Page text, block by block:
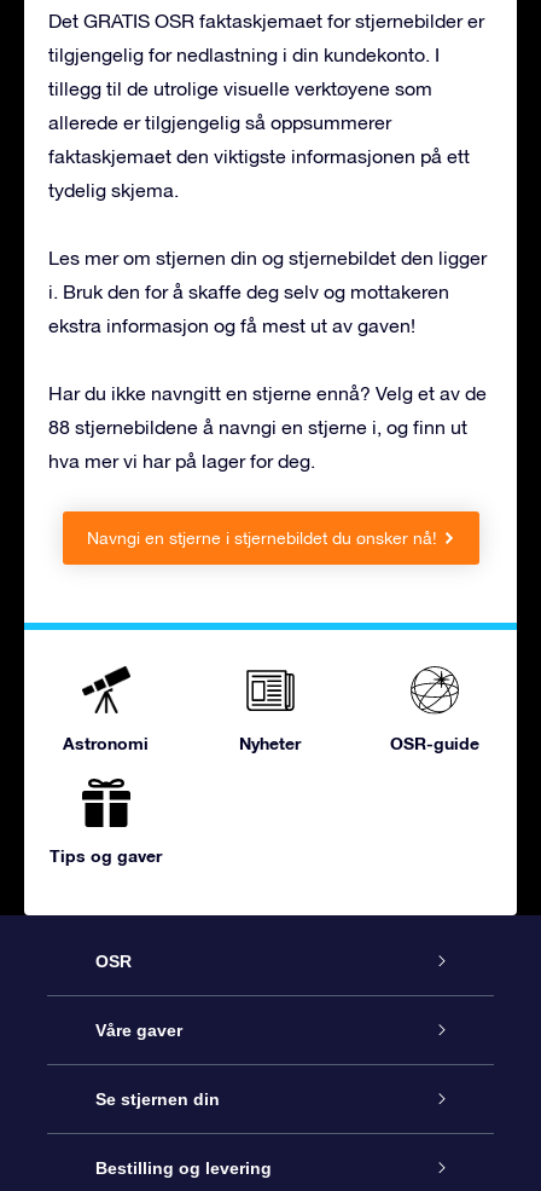
Det GRATIS OSR faktaskjemaet for stjernebilder er
tilgjengelig for nedlastning i din kundekonto. I
tillegg til de utrolige visuelle verktøyene som
allerede er tilgjengelig så oppsummerer
faktaskjemaet den viktigste informasjonen på ett
tydelig skjema.
Les mer om stjernen din og stjernebildet den ligger
i. Bruk den for å skaffe deg selv og mottakeren
ekstra informasjon og få mest ut av gaven!
Har du ikke navngitt en stjerne ennå? Velg et av de
88 stjernebildene å navngi en stjerne i, og finn ut
hva mer vi har på lager for deg.
Navngi en stjerne i stjernebildet du ønsker nå!
Astronomi Nyheter OSR-guide
Tips og gaver
OSR
Kundeservice
Kontakt oss
Bloggen
Våre gaver
Online Stjernegave
OSR Gavepakke
Se stjernen din
Star Register
Bestilling og levering